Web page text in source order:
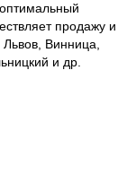
продажу и
Винница,
и др.